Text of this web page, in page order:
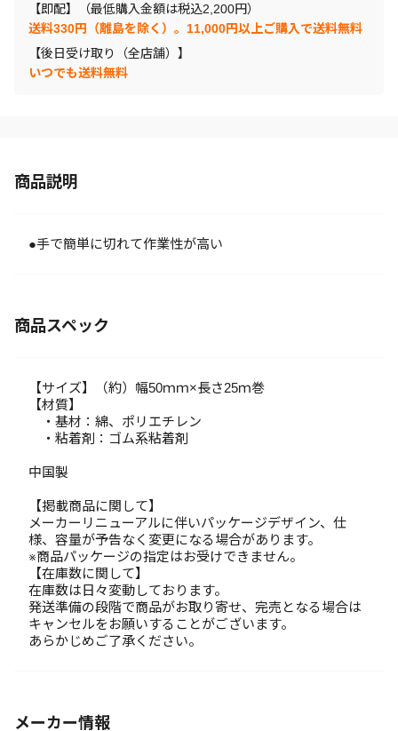
【即配】（最低購入金額は税込2,200円）
送料330円（離島を除く）。11,000円以上ご購入で送料無料
【後日受け取り（全店舗）】
いつでも送料無料
商品説明
●手で簡単に切れて作業性が高い
商品スペック
【サイズ】（約）幅50ｍｍ×長さ25ｍ巻
【材質】
・基材：綿、ポリエチレン
・粘着剤：ゴム系粘着剤
中国製
【掲載商品に関して】
メーカーリニューアルに伴いパッケージデザイン、仕
様、容量が予告なく変更になる場合があります。
※商品パッケージの指定はお受けできません。
【在庫数に関して】
在庫数は日々変動しております。
発送準備の段階で商品がお取り寄せ、完売となる場合は
キャンセルをお願いすることがございます。
あらかじめご了承ください。
メーカー情報